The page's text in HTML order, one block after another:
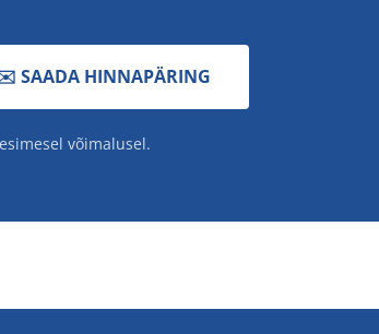
SAADA HINNAPÄRING
võimalusel.